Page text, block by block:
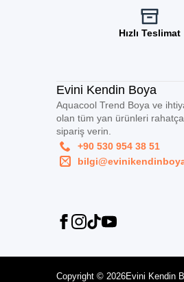
Hızlı Teslimat
Evini Kendin Boya
Aquacool Trend Boya ve
olan tüm yan ürünleri rahatça
sipariş verin.
+90 530 954 38 51
Copyright © 2026Evini Kendin